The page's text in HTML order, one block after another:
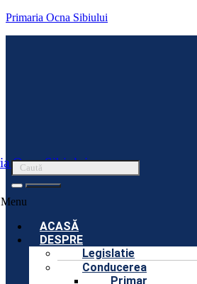
Primaria Ocna Sibiului
Ocna Sibiului
Menu
ACASĂ
DESPRE
Legislatie
Conducerea
Primar